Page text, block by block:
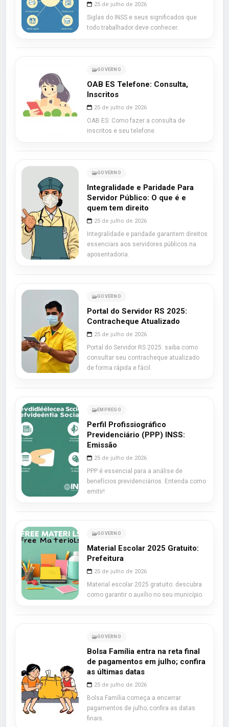
25 de julho de 2026
Siglas do INSS e seus significados que
todo trabalhador deve conhecer.
GOVERNO
OAB ES Telefone: Consulta,
Inscritos
25 de julho de 2026
OAB ES: Como fazer a consulta de
inscritos e seu telefone.
GOVERNO
Integralidade e Paridade Para
Servidor Público: O que é e
quem tem direito
25 de julho de 2026
Integralidade e paridade garantem direitos
essenciais aos servidores públicos na
aposentadoria.
GOVERNO
Portal do Servidor RS 2025:
Contracheque Atualizado
25 de julho de 2026
Portal do Servidor RS 2025: saiba como
consultar seu contracheque atualizado
de forma rápida e fácil.
EMPREGO
Perfil Profissiográfico
Previdenciário (PPP) INSS:
Emissão
25 de julho de 2026
PPP é essencial para a análise de
benefícios previdenciários. Entenda como
emitir!
GOVERNO
Material Escolar 2025 Gratuito:
Prefeitura
25 de julho de 2026
Material escolar 2025 gratuito: descubra
como garantir o auxílio no seu município.
GOVERNO
Bolsa Família entra na reta final
de pagamentos em julho; confira
as últimas datas
25 de julho de 2026
Bolsa Família começa a encerrar
pagamentos de julho; confira as datas
finais.